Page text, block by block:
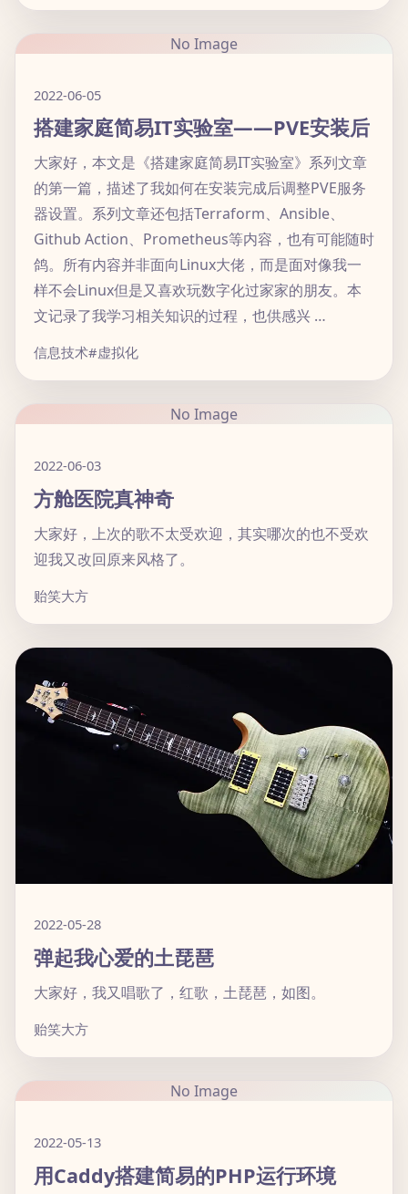
No Image
2022-06-05
搭建家庭简易IT实验室——PVE安装后
大家好，本文是《搭建家庭简易IT实验室》系列文章
的第一篇，描述了我如何在安装完成后调整PVE服务
器设置。系列文章还包括Terraform、Ansible、
Github Action、Prometheus等内容，也有可能随时
鸽。所有内容并非面向Linux大佬，而是面对像我一
样不会Linux但是又喜欢玩数字化过家家的朋友。本
文记录了我学习相关知识的过程，也供感兴 …
信息技术#虚拟化
No Image
2022-06-03
方舱医院真神奇
大家好，上次的歌不太受欢迎，其实哪次的也不受欢
迎我又改回原来风格了。
贻笑大方
2022-05-28
弹起我心爱的土琵琶
大家好，我又唱歌了，红歌，土琵琶，如图。
贻笑大方
No Image
2022-05-13
用Caddy搭建简易的PHP运行环境